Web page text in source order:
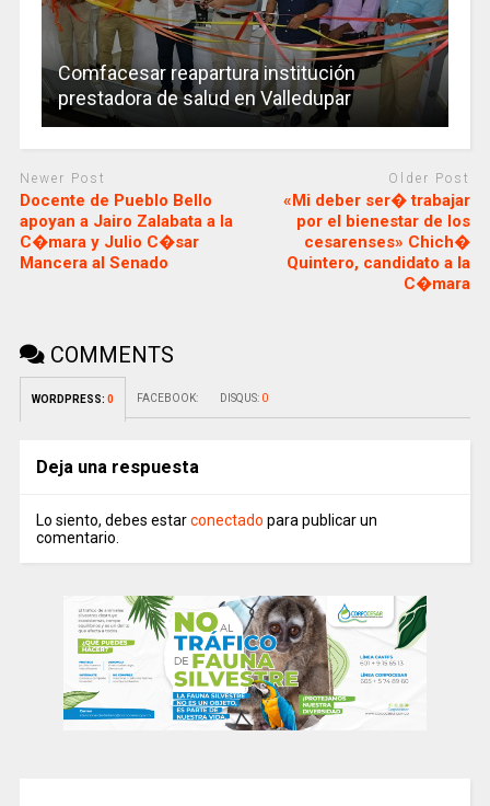
Comfacesar reapartura institución
prestadora de salud en Valledupar
Newer Post
Docente de Pueblo Bello
apoyan a Jairo Zalabata a la
C�mara y Julio C�sar
Mancera al Senado
Older Post
«Mi deber ser� trabajar
por el bienestar de los
cesarenses» Chich�
Quintero, candidato a la
C�mara
COMMENTS
WORDPRESS: 0 FACEBOOK: DISQUS: 0
Deja una respuesta
Lo siento, debes estarconectado para publicar un
comentario.